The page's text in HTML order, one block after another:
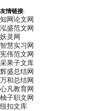
案（精选6篇）
友情链接:
知网论文网
泓盛范文网
妖灵网
智慧实习网
宪伟范文网
采果子文库
辉盛总结网
万和总结网
心凡教育网
柚子职文网
纽扣文库